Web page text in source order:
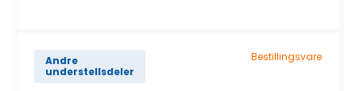
Andre
understellsdeler
Bestillingsvare